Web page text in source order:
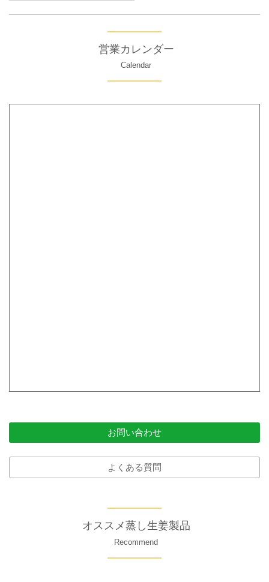
営業カレンダー
Calendar
お問い合わせ
よくある質問
オススメ蒸し生姜製品
Recommend